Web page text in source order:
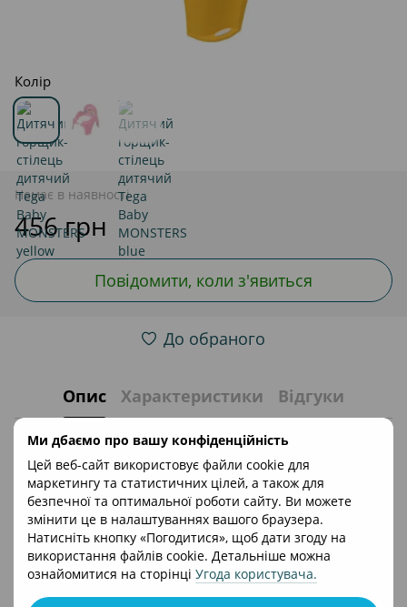
Ми дбаємо про вашу конфіденційність
Цей веб-сайт використовує файли cookie для
маркетингу та статистичних цілей, а також для
безпечної та оптимальної роботи сайту. Ви можете
змінити це в налаштуваннях вашого браузера.
Натисніть кнопку «Погодитися», щоб дати згоду на
використання файлів cookie. Детальніше можна
ознайомитися на сторінці Угода користувача.
Колір
Немає в наявності
456 грн
Повідомити, коли з'явиться
До обраного
Опис Характеристики Відгуки
Дитячий горщик-стілець дитячий MONSTERS
Усі технічні характеристики:
Для дітей від 18+ місяців;
Вага виробу 0,200 кг;
Країна виробник Польща;
Країна реєстрації бренду Польща;
Матеріал пластик.